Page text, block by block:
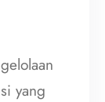
yang